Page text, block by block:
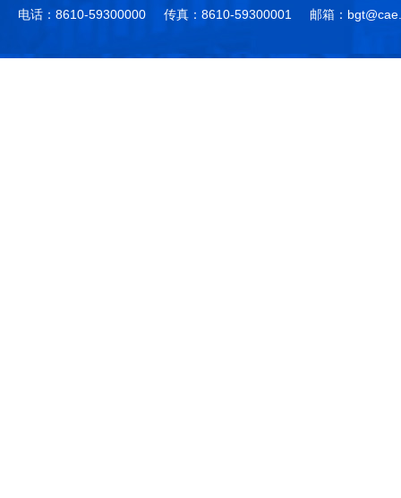
电话：8610-59300000
传真：8610-59300001 邮箱：